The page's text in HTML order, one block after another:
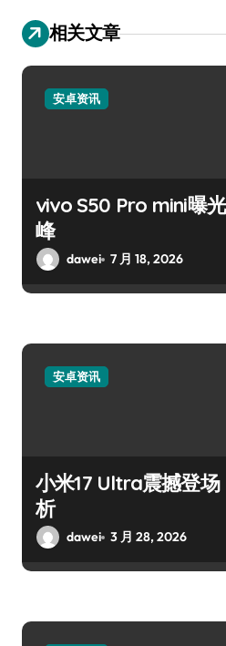
相关文章
安卓资讯
vivo S50 Pro mini曝
峰
dawei 7 月 18, 2026
安卓资讯
小米17 Ultra震撼登
析
dawei 3 月 28, 2026